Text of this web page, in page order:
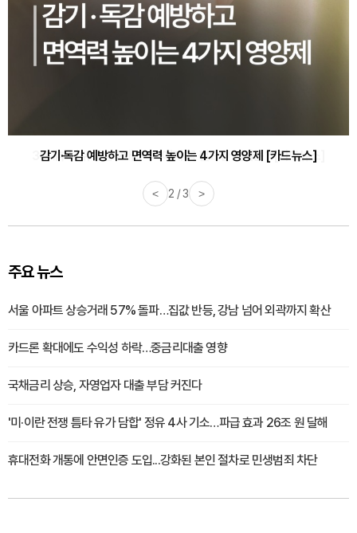
감기·독감 예방하고 면역력 높이는 4가지 영양제 [카드뉴스]
< 3 / 3 >
주요 뉴스
서울 아파트 상승거래 57% 돌파…집값 반등, 강남 넘어 외곽까지 확산
카드론 확대에도 수익성 하락…중금리대출 영향
국채금리 상승, 자영업자 대출 부담 커진다
'미·이란 전쟁 틈타 유가 담합' 정유 4사 기소…파급 효과 26조 원 달해
휴대전화 개통에 안면인증 도입...강화된 본인 절차로 민생범죄 차단